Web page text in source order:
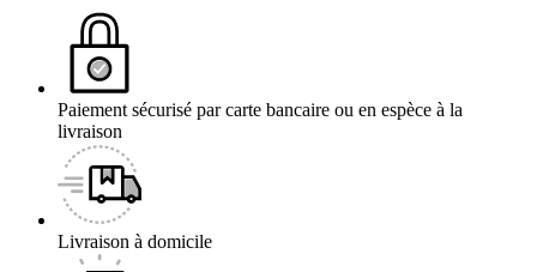
Paiement sécurisé par carte bancaire ou en espèce à la
livraison
Livraison à domicile